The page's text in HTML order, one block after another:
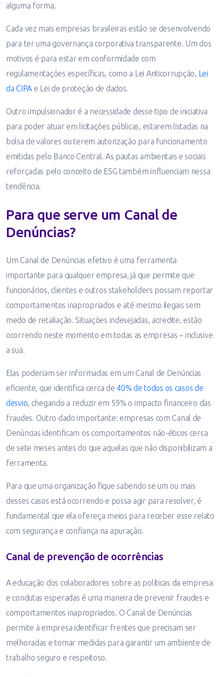
alguma forma.
Cada vez mais empresas brasileiras estão se desenvolvendo
para ter uma governança corporativa transparente. Um dos
motivos é para estar em conformidade com
regulamentações específicas, como a Lei Anticorrupção, Lei
da CIPA e Lei de proteção de dados.
Outro impulsionador é a necessidade desse tipo de iniciativa
para poder atuar em licitações públicas, estarem listadas na
bolsa de valores ou terem autorização para funcionamento
emitidas pelo Banco Central. As pautas ambientais e sociais
reforçadas pelo conceito de ESG também influenciam nessa
tendência.
Para que serve um Canal de
Denúncias?
Um Canal de Denúncias efetivo é uma ferramenta
importante para qualquer empresa, já que permite que
funcionários, clientes e outros stakeholders possam reportar
comportamentos inapropriados e até mesmo ilegais sem
medo de retaliação. Situações indesejadas, acredite, estão
ocorrendo neste momento em todas as empresas – inclusive
a sua.
Elas poderiam ser informadas em um Canal de Denúncias
eficiente, que identifica cerca de40% de todos os casos de
desvio, chegando a reduzir em 59% o impacto financeiro das
fraudes. Outro dado importante: empresas com Canal de
Denúncias identificam os comportamentos não-éticos cerca
de sete meses antes do que aquelas que não disponibilizam a
ferramenta.
Para que uma organização fique sabendo se um ou mais
desses casos está ocorrendo e possa agir para resolver, é
fundamental que ela ofereça meios para receber esse relato
com segurança e confiança na apuração.
Canal de prevenção de ocorrências
A educação dos colaboradores sobre as políticas da empresa
e condutas esperadas é uma maneira de prevenir fraudes e
comportamentos inapropriados. O Canal de Denúncias
permite à empresa identificar frentes que precisam ser
melhoradas e tomar medidas para garantir um ambiente de
trabalho seguro e respeitoso.